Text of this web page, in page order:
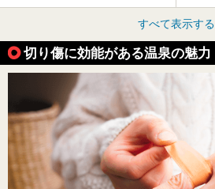
すべて表示する
切り傷に効能がある温泉の魅力